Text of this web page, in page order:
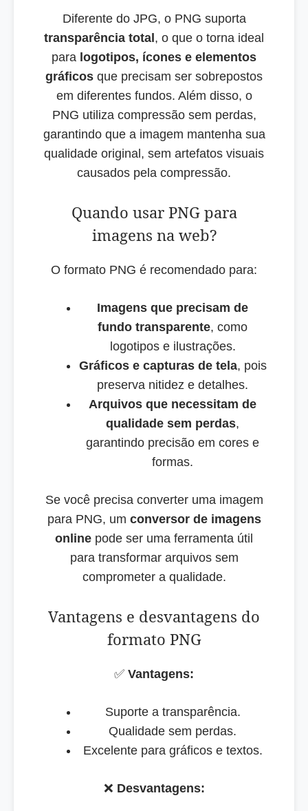
Diferente do JPG, o PNG suporta
transparência total , o que o torna ideal
para logotipos, ícones e elementos
gráficos que precisam ser sobrepostos
em diferentes fundos. Além disso, o
PNG utiliza compressão sem perdas,
garantindo que a imagem mantenha sua
qualidade original, sem artefatos visuais
causados pela compressão.
Quando usar PNG para
imagens na web?
O formato PNG é recomendado para:
Imagens que precisam de
fundo transparente, como
logotipos e ilustrações.
Gráficos e capturas de tela, pois
preserva nitidez e detalhes.
Arquivos que necessitam de
qualidade sem perdas,
garantindo precisão em cores e
formas.
Se você precisa converter uma imagem
para PNG, um conversor de imagens
online pode ser uma ferramenta útil
para transformar arquivos sem
comprometer a qualidade.
Vantagens e desvantagens do
formato PNG
✅ Vantagens:
Suporte a transparência.
Qualidade sem perdas.
Excelente para gráficos e textos.
❌ Desvantagens: